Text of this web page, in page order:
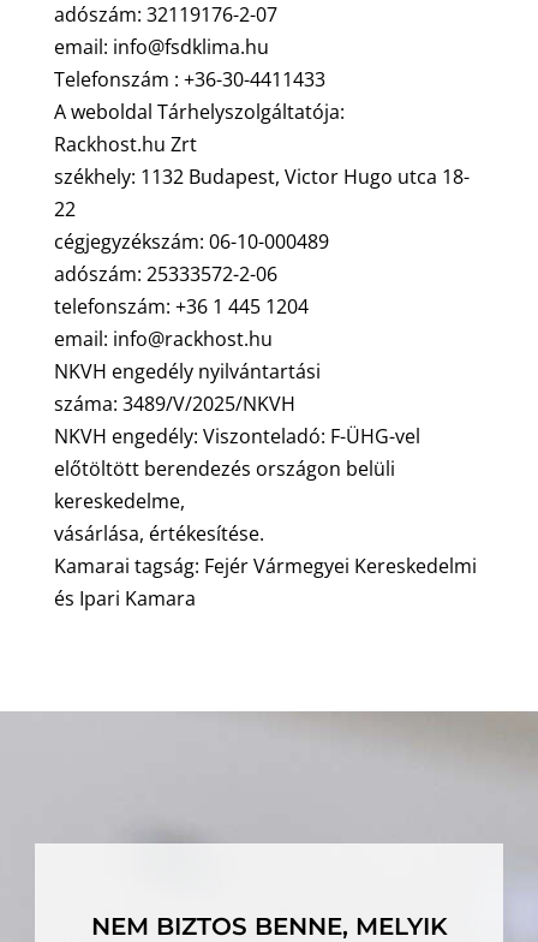
adószám: 32119176-2-07
email: info@fsdklima.hu
Telefonszám : +36-30-4411433
A weboldal Tárhelyszolgáltatója:
Rackhost.hu Zrt
székhely: 1132 Budapest, Victor Hugo utca 18-
22
cégjegyzékszám: 06-10-000489
adószám: 25333572-2-06
telefonszám: +36 1 445 1204
email: info@rackhost.hu
NKVH engedély nyilvántartási
száma: 3489/V/2025/NKVH
NKVH engedély: Viszonteladó: F-ÜHG-vel
előtöltött berendezés országon belüli
kereskedelme,
vásárlása, értékesítése.
Kamarai tagság: Fejér Vármegyei Kereskedelmi
és Ipari Kamara
NEM BIZTOS BENNE, MELYIK